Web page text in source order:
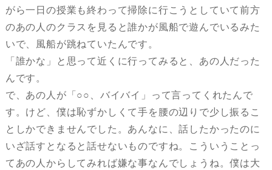
がら一日の授業も終わって掃除に行こうとしていて前方
のあの人のクラスを見ると誰かが風船で遊んでいるみた
いで、風船が跳ねていたんです。
「誰かな」と思って近くに行ってみると、あの人だった
んです。
で、あの人が「○○、バイバイ」って言ってくれたんで
す。けど、僕は恥ずかしくて手を腰の辺りで少し振るこ
としかできませんでした。あんなに、話したかったのに
いざ話すとなると話せないものですね。こういうことっ
てあの人からしてみれば嫌な事なんでしょうね。僕は大